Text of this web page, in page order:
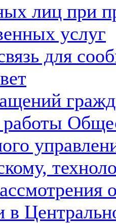
лиц при
услуг
для
работы
в